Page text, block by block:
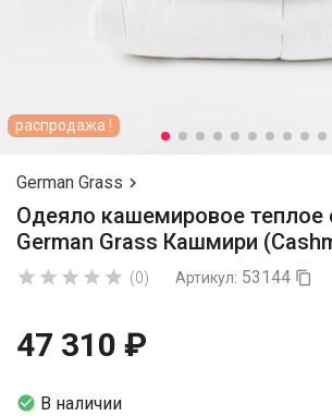
распродажа !
German Grass 
Одеяло кашемировое теплое
German Grass Кашмири
     (0) Артикул: 53144 
47 310 ₽
 В наличии